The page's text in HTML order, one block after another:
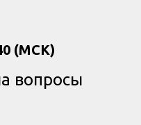
(МСК)
вопросы